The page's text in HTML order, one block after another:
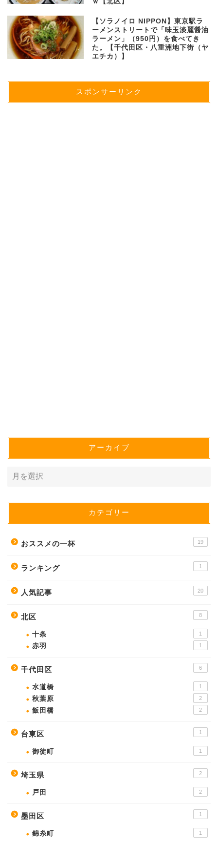
【ソラノイロ NIPPON】東京駅ラ
ーメンストリートで「味玉淡麗醤油
ラーメン」（950円）を食べてき
た。【千代田区・八重洲地下街（ヤ
エチカ）】
スポンサーリンク
アーカイブ
カテゴリー
おススメの一杯 19
ランキング 1
人気記事 20
北区 8
十条 1
赤羽 1
千代田区 6
水道橋 1
秋葉原 2
飯田橋 2
台東区 1
御徒町 1
埼玉県 2
戸田 2
墨田区 1
錦糸町 1